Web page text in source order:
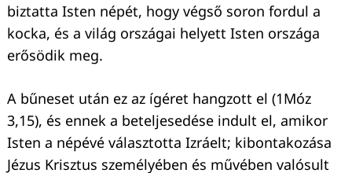
biztatta Isten népét, hogy végső soron fordul a
kocka, és a világ országai helyett Isten országa
erősödik meg.
A bűneset után ez az ígéret hangzott el (1Móz
3,15), és ennek a beteljesedése indult el, amikor
Isten a népévé választotta Izráelt; kibontakozása
Jézus Krisztus személyében és művében valósult